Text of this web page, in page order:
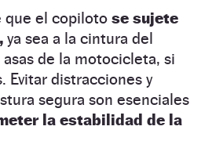
que el copiloto se sujete
ya sea a la cintura del
de la motocicleta, si
Evitar distracciones y
segura son esenciales
la estabilidad de la